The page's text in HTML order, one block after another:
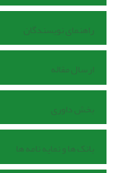
راهنمای نویسندگان
ارسال مقاله
بخش داوری
بانک ها و نمایه نامه ها